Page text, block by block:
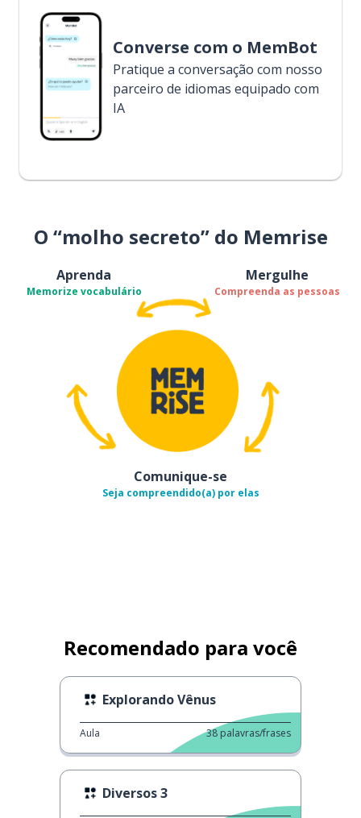
Converse com o MemBot
Pratique a conversação com nosso
parceiro de idiomas equipado com
IA
O “molho secreto” do Memrise
Aprenda
Memorize vocabulário
Mergulhe
Compreenda as pessoas
Comunique-se
Seja compreendido(a) por elas
Recomendado para você
Explorando Vênus
Aula 38 palavras/frases
Diversos 3